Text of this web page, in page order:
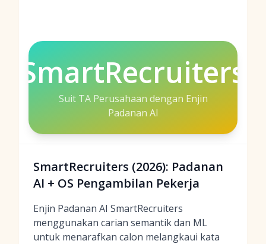
SmartRecruiters
Suit TA Perusahaan dengan Enjin
Padanan AI
SmartRecruiters (2026): Padanan
AI + OS Pengambilan Pekerja
Enjin Padanan AI SmartRecruiters
menggunakan carian semantik dan ML
untuk menarafkan calon melangkaui kata